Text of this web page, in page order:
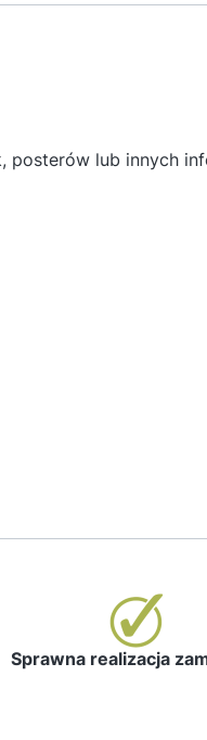
posterów lub innych
Sprawna realizacja